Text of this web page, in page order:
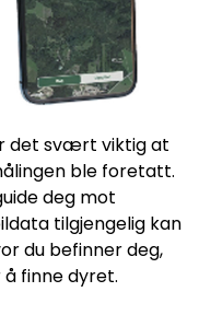
det svært viktig at
ble foretatt.
deg mot
tilgjengelig kan
du befinner deg,
finne dyret.